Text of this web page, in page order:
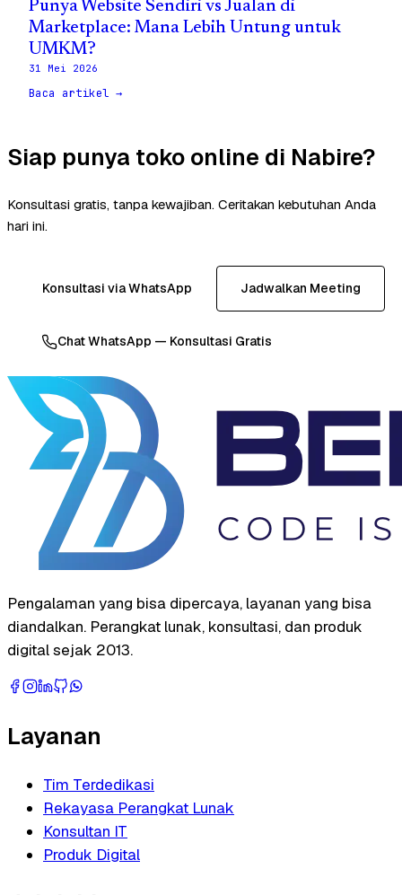
Punya Website Sendiri vs Jualan di
Marketplace: Mana Lebih Untung untuk
UMKM?
31 Mei 2026
Baca artikel →
Siap punya toko online di Nabire?
Konsultasi gratis, tanpa kewajiban. Ceritakan kebutuhan Anda
hari ini.
Konsultasi via WhatsApp Jadwalkan Meeting
Chat WhatsApp — Konsultasi Gratis
Pengalaman yang bisa dipercaya, layanan yang bisa
diandalkan. Perangkat lunak, konsultasi, dan produk
digital sejak 2013.
Layanan
Tim Terdedikasi
Rekayasa Perangkat Lunak
Konsultan IT
Produk Digital